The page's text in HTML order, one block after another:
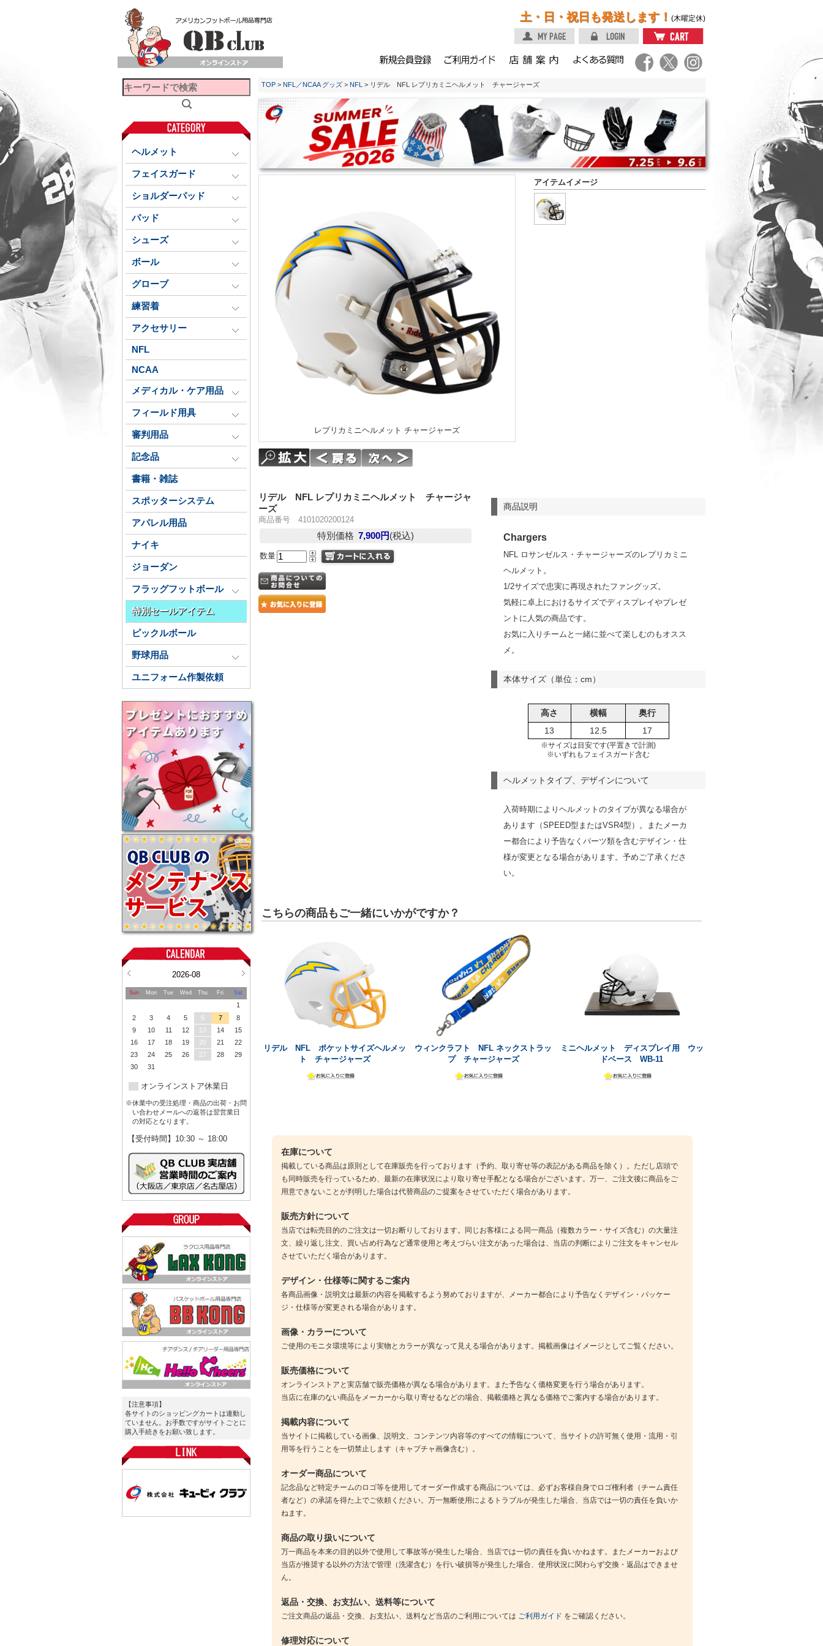
土・日・祝日も発送します！ (木曜定休)
ヘルメット
フェイスガード
ショルダーパッド
パッド
シューズ
ボール
グローブ
練習着
アクセサリー
NFL
NCAA
メディカル・ケア用品
フィールド用具
審判用品
記念品
書籍・雑誌
スポッターシステム
アパレル用品
ナイキ
ジョーダン
フラッグフットボール
特別セールアイテム
ピックルボール
野球用品
ユニフォーム作製依頼
2026-08
Sun Mon Tue Wed Thu Fri Sat
1
2
3 4 5 6 7
8
9
10 11 12 13 14
15
16
17 18 19 20 21
22
23
24 25 26 27 28
29
30
31
オンラインストア休業日
※休業中の受注処理・商品の出荷・お問
い合わせメールへの返答は翌営業日
の対応となります。
【受付時間】10:30 ～ 18:00
【注意事項】
各サイトのショッピングカートは連動し
ていません。お手数ですがサイトごとに
購入手続きをお願い致します。
TOP > NFL／NCAA グッズ > NFL > リデル NFL レプリカミニヘルメット チャージャーズ
アイテムイメージ
レプリカミニヘルメット チャージャーズ
商品説明
Chargers
NFL ロサンゼルス・チャージャーズのレプリカミニ
ヘルメット。
1/2サイズで忠実に再現されたファングッズ。
気軽に卓上におけるサイズでディスプレイやプレゼ
ントに人気の商品です。
お気に入りチームと一緒に並べて楽しむのもオスス
メ。
本体サイズ（単位：cm）
高さ 横幅
奥行
13
12.5 17
※サイズは目安です(平置きで計測)
※いずれもフェイスガード含む
ヘルメットタイプ、デザインについて
入荷時期によりヘルメットのタイプが異なる場合が
あります（SPEED型またはVSR4型）。またメーカ
ー都合により予告なくパーツ類を含むデザイン・仕
様が変更となる場合があります。予めご了承くださ
い。
リデル NFL レプリカミニヘルメット チャージャ
ーズ
商品番号 4101020200124
特別価格 7,900円(税込)
数量
こちらの商品もご一緒にいかがですか？
リデル NFL ポケットサイズヘルメッ
ト チャージャーズ
ウィンクラフト NFL ネックストラッ
プ チャージャーズ
ミニヘルメット ディスプレイ用 ウッ
ドベース WB-11
在庫について
掲載している商品は原則として在庫販売を行っております（予約、取り寄せ等の表記がある商品を除く）。ただし店頭で
も同時販売を行っているため、最新の在庫状況により取り寄せ手配となる場合がございます。万一、ご注文後に商品をご
用意できないことが判明した場合は代替商品のご提案をさせていただく場合があります。
販売方針について
当店では転売目的のご注文は一切お断りしております。同じお客様による同一商品（複数カラー・サイズ含む）の大量注
文、繰り返し注文、買い占め行為など通常使用と考えづらい注文があった場合は、当店の判断によりご注文をキャンセル
させていただく場合があります。
デザイン・仕様等に関するご案内
各商品画像・説明文は最新の内容を掲載するよう努めておりますが、メーカー都合により予告なくデザイン・パッケー
ジ・仕様等が変更される場合があります。
画像・カラーについて
ご使用のモニタ環境等により実物とカラーが異なって見える場合があります。掲載画像はイメージとしてご覧ください。
販売価格について
オンラインストアと実店舗で販売価格が異なる場合があります。また予告なく価格変更を行う場合があります。
当店に在庫のない商品をメーカーから取り寄せるなどの場合、掲載価格と異なる価格でご案内する場合があります。
掲載内容について
当サイトに掲載している画像、説明文、コンテンツ内容等のすべての情報について、当サイトの許可無く使用・流用・引
用等を行うことを一切禁止します（キャプチャ画像含む）。
オーダー商品について
記念品など特定チームのロゴ等を使用してオーダー作成する商品については、必ずお客様自身でロゴ権利者（チーム責任
者など）の承諾を得た上でご依頼ください。万一無断使用によるトラブルが発生した場合、当店では一切の責任を負いか
ねます。
商品の取り扱いについて
万一商品を本来の目的以外で使用して事故等が発生した場合、当店では一切の責任を負いかねます。またメーカーおよび
当店が推奨する以外の方法で管理（洗濯含む）を行い破損等が発生した場合、使用状況に関わらず交換・返品はできませ
ん。
返品・交換、お支払い、送料等について
ご注文商品の返品・交換、お支払い、送料など当店のご利用については ご利用ガイド をご確認ください。
修理対応について